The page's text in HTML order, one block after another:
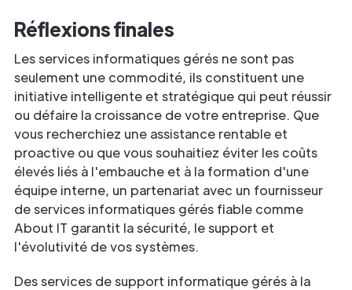
Réflexions finales
Les services informatiques gérés ne sont pas
seulement une commodité, ils constituent une
initiative intelligente et stratégique qui peut réussir
ou défaire la croissance de votre entreprise. Que
vous recherchiez une assistance rentable et
proactive ou que vous souhaitiez éviter les coûts
élevés liés à l'embauche et à la formation d'une
équipe interne, un partenariat avec un fournisseur
de services informatiques gérés fiable comme
About IT garantit la sécurité, le support et
l'évolutivité de vos systèmes.
Des services de support informatique gérés à la